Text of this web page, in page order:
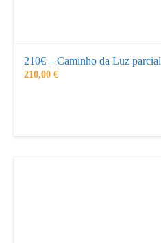
210€ – Caminho da Luz parcial
210,00 €